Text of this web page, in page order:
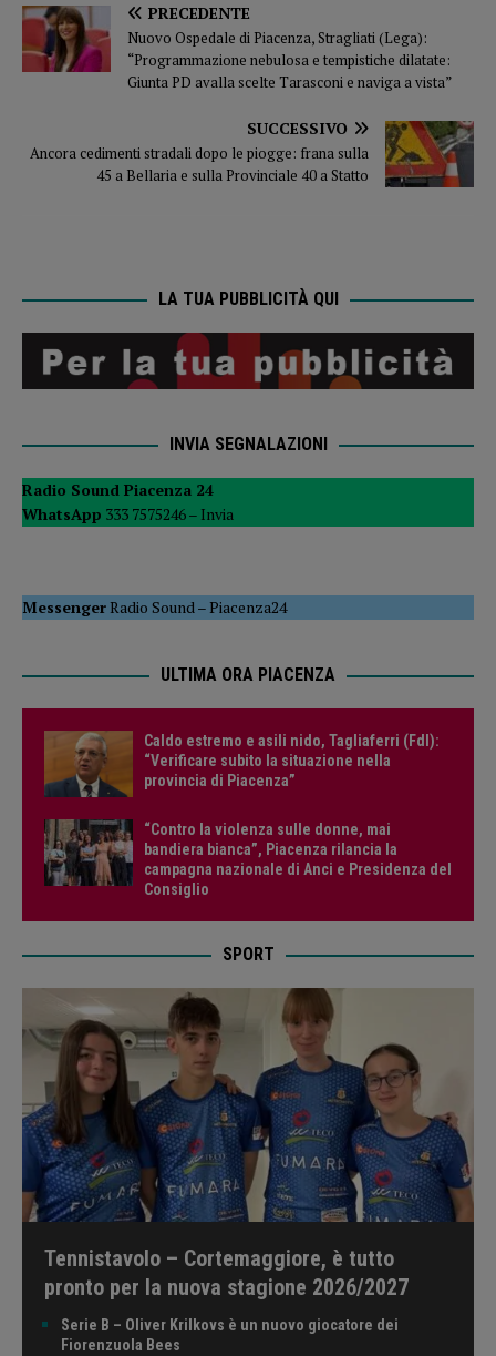
PRECEDENTE
Nuovo Ospedale di Piacenza, Stragliati (Lega):
“Programmazione nebulosa e tempistiche dilatate:
Giunta PD avalla scelte Tarasconi e naviga a vista”
SUCCESSIVO
Ancora cedimenti stradali dopo le piogge: frana sulla
45 a Bellaria e sulla Provinciale 40 a Statto
LA TUA PUBBLICITÀ QUI
INVIA SEGNALAZIONI
Radio Sound Piacenza 24
WhatsApp 333 7575246 – Invia
MessengerRadio Sound–Piacenza24
ULTIMA ORA PIACENZA
Caldo estremo e asili nido, Tagliaferri (FdI):
“Verificare subito la situazione nella
provincia di Piacenza”
“Contro la violenza sulle donne, mai
bandiera bianca”, Piacenza rilancia la
campagna nazionale di Anci e Presidenza del
Consiglio
SPORT
Tennistavolo – Cortemaggiore, è tutto
pronto per la nuova stagione 2026/2027
Serie B – Oliver Krilkovs è un nuovo giocatore dei
Fiorenzuola Bees